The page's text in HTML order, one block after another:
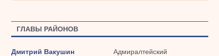
ГЛАВЫ РАЙОНОВ
Дмитрий Вакушин Адмиралтейский